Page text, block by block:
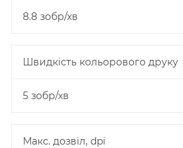
8.8 зобр/хв
Швидкість кольорового друку
5 зобр/хв
Макс. дозвіл, dpi